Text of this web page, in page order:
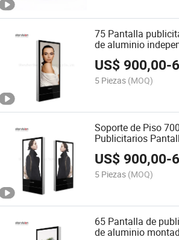
75 Pantalla
de aluminio
para aeropuerto
US$ 900,00-
5 Piezas (MOQ)
Soporte de Piso
Publicitarios
Digital Tótem
US$ 900,00-
5 Piezas (MOQ)
65 Pantalla de
de aluminio